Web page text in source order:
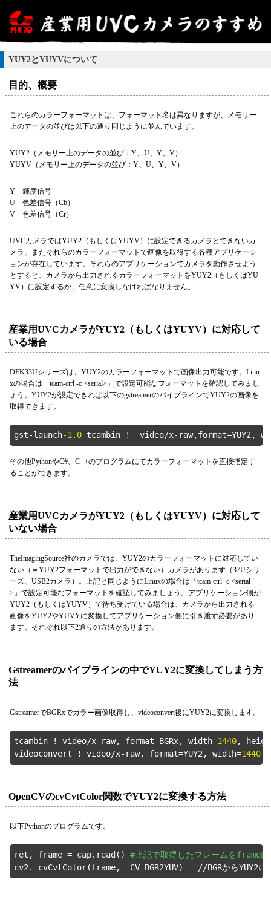
YUY2とYUYVについて
目的、概要
これらのカラーフォーマットは、フォーマット名は異なりますが、メモリー
上のデータの並びは以下の通り同じように並んでいます。
YUY2（メモリー上のデータの並び：Y、U、Y、V）
YUYV（メモリー上のデータの並び：Y、U、Y、V）
Y 輝度信号
U 色差信号（Cb）
V 色差信号（Cr）
UVCカメラではYUY2（もしくはYUYV）に設定できるカメラとできないカ
メラ、またそれらのカラーフォーマットで画像を取得する各種アプリケーシ
ョンが存在しています。それらのアプリケーションでカメラを動作させよう
とすると、カメラから出力されるカラーフォーマットをYUY2（もしくはYU
YV）に設定するか、任意に変換しなければなりません。
産業用UVCカメラがYUY2（もしくはYUYV）に対応して
いる場合
DFK33Uシリーズは、YUY2のカラーフォーマットで画像出力可能です。Linu
xの場合は「tcam-ctrl -c <serial>」で設定可能なフォーマットを確認してみまし
ょう。YUY2が設定できれば以下のgstreamerのパイプラインでYUY2の画像を
取得できます。
gst-launch-1.0 tcambin !  video/x-raw,format=YUY2,
その他PythonやC#、C++のプログラムにてカラーフォーマットを直接指定す
ることができます。
産業用UVCカメラがYUY2（もしくはYUYV）に対応して
いない場合
TheImagingSource社のカメラでは、YUY2のカラーフォーマットに対応してい
ない（＝YUY2フォーマットで出力ができない）カメラがあります（37Uシリ
ーズ、USB2カメラ）。上記と同じようにLinuxの場合は「tcam-ctrl -c <serial
>」で設定可能なフォーマットを確認してみましょう。アプリケーション側が
YUY2（もしくはYUYV）で待ち受けている場合は、カメラから出力される
画像をYUY2やYUVYに変換してアプリケーション側に引き渡す必要があり
ます。それぞれ以下2通りの方法があります。
Gstreamerのパイプラインの中でYUY2に変換してしまう方
法
GstreamerでBGRxでカラー画像取得し、videoconvert後にYUY2に変換します。
tcambin ! video/x-raw, format=BGRx, width=1440,
videoconvert ! video/x-raw, format=YUY2, width=1440,
OpenCVのcvCvtColor関数でYUY2に変換する方法
以下Pythonのプログラムです。
ret, frame = cap.read() #上記で取得したフレームをframeに
cv2. cvCvtColor(frame,  CV_BGR2YUV)   //BGRからYUY2に